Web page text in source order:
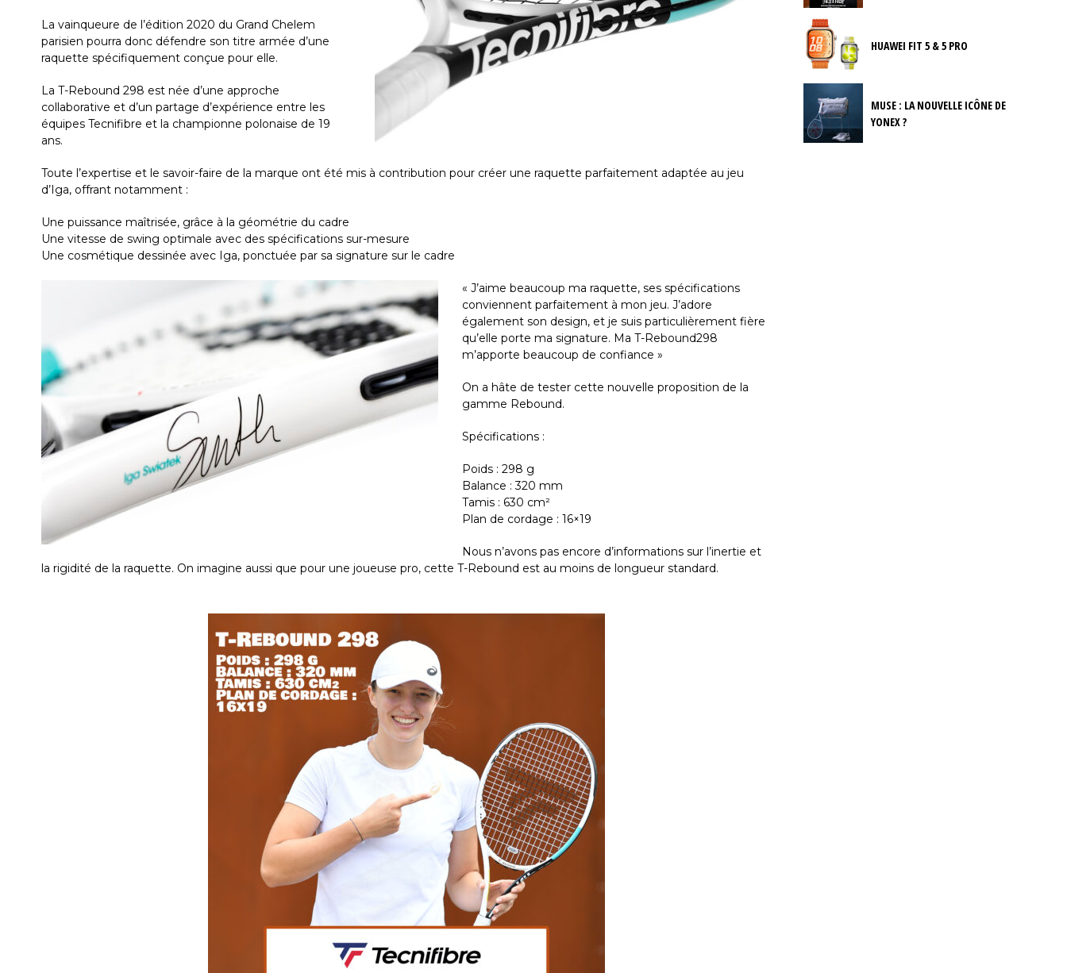
La vainqueure de l’édition 2020 du Grand Chelem
parisien pourra donc défendre son titre armée d’une
raquette spécifiquement conçue pour elle.
La T-Rebound 298 est née d’une approche
collaborative et d’un partage d’expérience entre les
équipes Tecnifibre et la championne polonaise de 19
ans.
Toute l’expertise et le savoir-faire de la marque ont été mis à contribution pour créer une raquette parfaitement adaptée au jeu
d’Iga, offrant notamment :
Une puissance maîtrisée, grâce à la géométrie du cadre
Une vitesse de swing optimale avec des spécifications sur-mesure
Une cosmétique dessinée avec Iga, ponctuée par sa signature sur le cadre
« J’aime beaucoup ma raquette, ses spécifications
conviennent parfaitement à mon jeu. J’adore
également son design, et je suis particulièrement fière
qu’elle porte ma signature. Ma T-Rebound298
m’apporte beaucoup de confiance »
On a hâte de tester cette nouvelle proposition de la
gamme Rebound.
Spécifications :
Poids : 298 g
Balance : 320 mm
Tamis : 630 cm²
Plan de cordage : 16×19
Nous n’avons pas encore d’informations sur l’inertie et
la rigidité de la raquette. On imagine aussi que pour une joueuse pro, cette T-Rebound est au moins de longueur standard.
HUAWEI FIT 5 & 5 PRO
MUSE : LA NOUVELLE ICÔNE DE
YONEX ?